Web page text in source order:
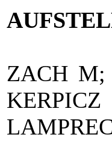
ZACH M;